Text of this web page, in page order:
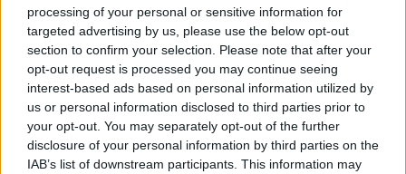
processing of your personal or sensitive information for
targeted advertising by us, please use the below opt-out
section to confirm your selection. Please note that after your
opt-out request is processed you may continue seeing
interest-based ads based on personal information utilized by
us or personal information disclosed to third parties prior to
your opt-out. You may separately opt-out of the further
disclosure of your personal information by third parties on the
IAB’s list of downstream participants. This information may